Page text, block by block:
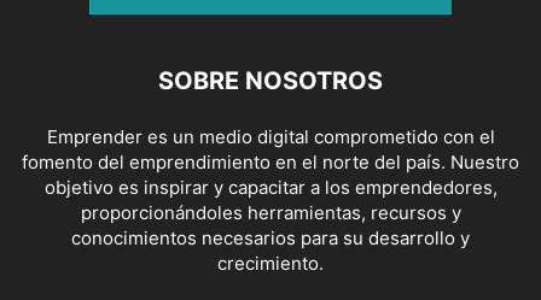
SOBRE NOSOTROS
Emprender es un medio digital comprometido con el
fomento del emprendimiento en el norte del país. Nuestro
objetivo es inspirar y capacitar a los emprendedores,
proporcionándoles herramientas, recursos y
conocimientos necesarios para su desarrollo y
crecimiento.